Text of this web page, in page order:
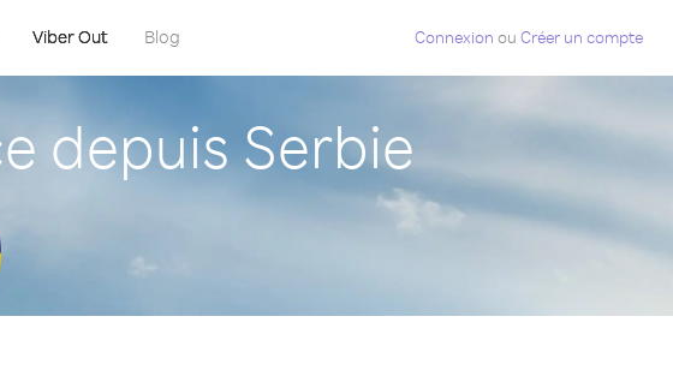
Viber Out Blog Connexion ou Créer un compte
depuis Serbie